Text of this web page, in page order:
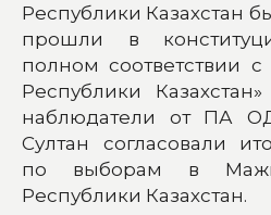
Республики Казахстан
прошли в
полном соответствии с
Республики
наблюдатели от ПА
Султан согласовали
по выборам в
Республики Казахстан.